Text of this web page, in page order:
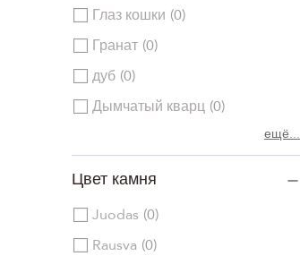
Глаз кошки 0
Гранат 0
дуб 0
Дымчатый кварц 0
ещё...
Цвет камня
Juodas 0
Rausva 0